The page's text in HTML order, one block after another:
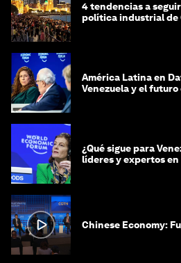
4 tendencias a
política industrial de
América Latina en
Venezuela y el
¿Qué sigue para
líderes y expertos en
Chinese Economy: